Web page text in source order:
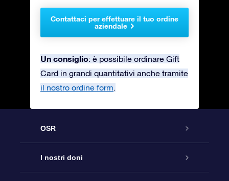
Contattaci per effettuare il tuo ordine
aziendale
Un consiglio: è possibile ordinare Gift
Card in grandi quantitativi anche tramite
il nostro ordine form.
OSR
Assistenza
I nostri doni